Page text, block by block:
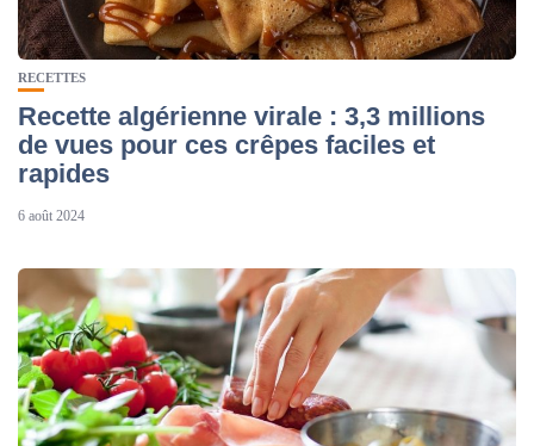
RECETTES
Recette algérienne virale : 3,3 millions
de vues pour ces crêpes faciles et
rapides
6 août 2024